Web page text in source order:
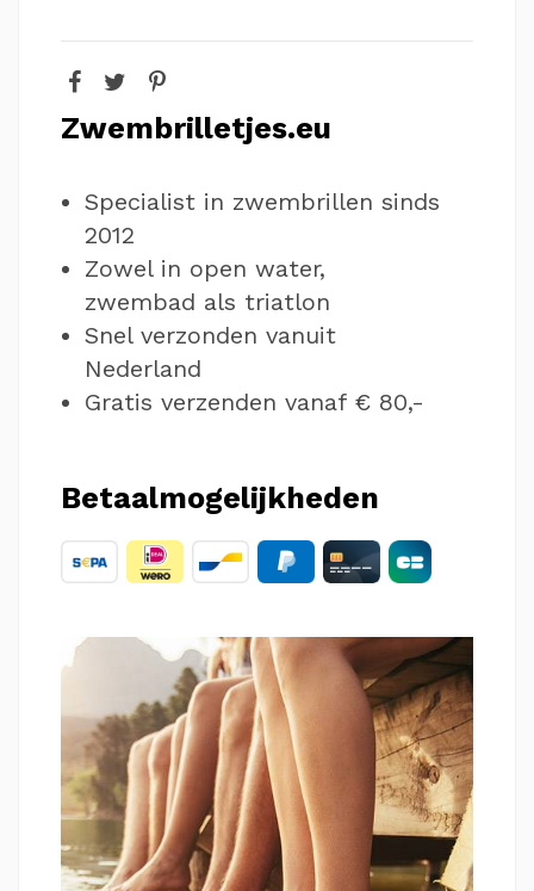
Zwembrilletjes.eu
Specialist in zwembrillen sinds
2012
Zowel in open water,
zwembad als triatlon
Snel verzonden vanuit
Nederland
Gratis verzenden vanaf € 80,-
Betaalmogelijkheden